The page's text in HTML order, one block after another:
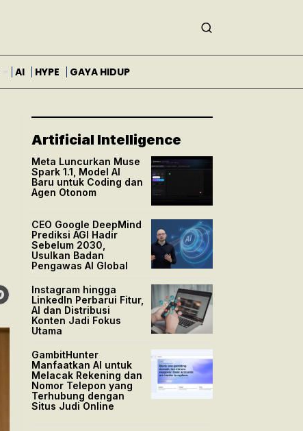
AI HYPE GAYA HIDUP
Artificial Intelligence
Meta Luncurkan Muse
Spark 1.1, Model AI
Baru untuk Coding dan
Agen Otonom
CEO Google DeepMind
Prediksi AGI Hadir
Sebelum 2030,
Usulkan Badan
Pengawas AI Global
Instagram hingga
LinkedIn Perbarui Fitur,
AI dan Distribusi
Konten Jadi Fokus
Utama
GambitHunter
Manfaatkan AI untuk
Melacak Rekening dan
Nomor Telepon yang
Terhubung dengan
Situs Judi Online